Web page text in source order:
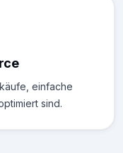
einfache
sind.